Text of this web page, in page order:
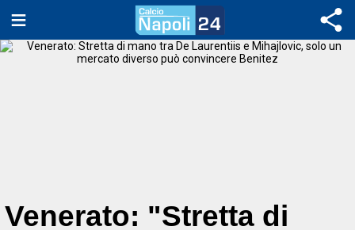
Venerato: "Stretta di